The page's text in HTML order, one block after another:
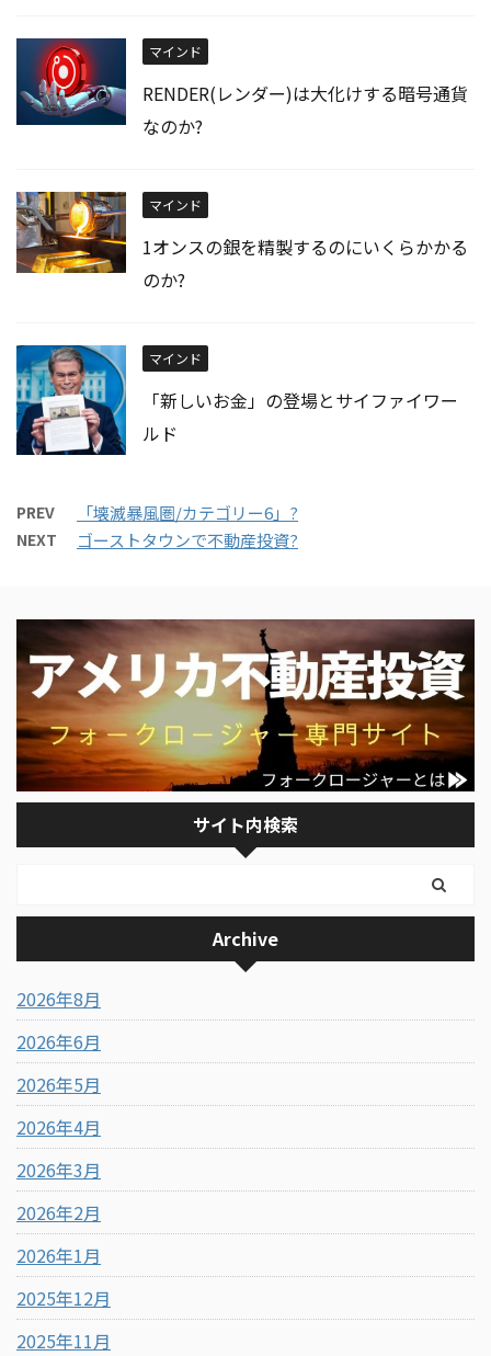
マインド
RENDER(レンダー)は大化けする暗号通貨
なのか?
マインド
1オンスの銀を精製するのにいくらかかる
のか?
マインド
「新しいお金」の登場とサイファイワー
ルド
PREV 「壊滅暴風圏/カテゴリー6」?
NEXT ゴーストタウンで不動産投資?
サイト内検索
Archive
2026年8月
2026年6月
2026年5月
2026年4月
2026年3月
2026年2月
2026年1月
2025年12月
2025年11月